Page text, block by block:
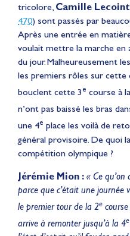
tricolore, Camille
470) sont passés par
Après une entrée en
voulait mettre la marche en
du jour. Malheureusement
les premiers rôles sur cette
bouclent cette 3e course à
n’ont pas baissé les bras
une 4e place les voilà de
général provisoire. De quoi
compétition olympique ?
Jérémie Mion : « Ce qu’on
parce que c’était une journée
le premier tour de la 2e
arrive à remonter jusqu’à la 4e